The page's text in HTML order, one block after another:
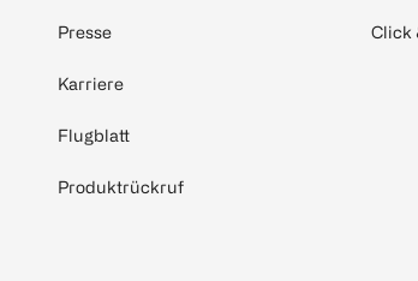
Presse
Karriere
Flugblatt
Produktrückruf
Click